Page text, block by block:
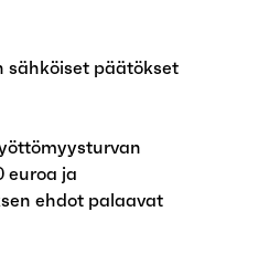
sähköiset päätökset
euroa ja
ehdot palaavat